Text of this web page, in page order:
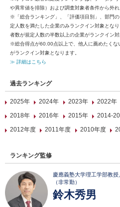
や異常値を排除）および調査対象者条件から外
※「総合ランキング」、「評価項目別」、部門
定人数を満たした企業のみランクイン対象とな
者数が規定人数の半数以上の企業がランクイン対
※総合得点が60.00点以上で、他人に薦めたくな
がランクイン対象となります。
≫ 詳細はこちら
過去ランキング
2025年 2024年 2023年 2022年
2018年
2016年 2015年 2014-
2012年度
2011年度 2010年度
ランキング監修
慶應義塾大学理工学部教
（非常勤）
鈴木秀男